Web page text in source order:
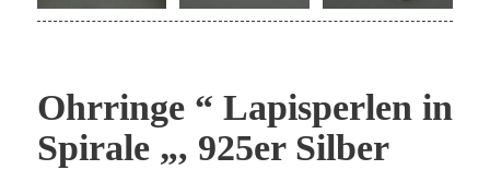
Ohrringe “ Lapisperlen in
Spirale „, 925er Silber